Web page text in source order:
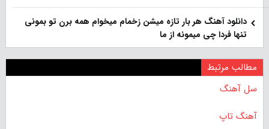
دانلود آهنگ هر بار تازه میشن زخمام میخوام همه برن تو بمونی
تنها فردا چی میمونه از ما
مطالب مرتبط
سل آهنگ
آهنگ تاپ